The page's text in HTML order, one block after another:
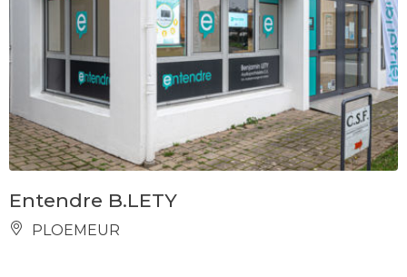
Entendre B.LETY
PLOEMEUR